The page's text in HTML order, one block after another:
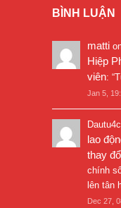
BÌNH LUẬN
matti
Hiệp
viên: “
Jan 5,
lao
thay
chính
lên tân
Dec 27,